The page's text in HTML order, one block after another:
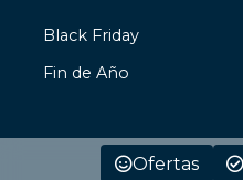
Ofertas
Black Friday
Fin de Año